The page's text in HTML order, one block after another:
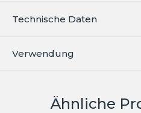
Technische Daten
Verwendung
Ähnliche